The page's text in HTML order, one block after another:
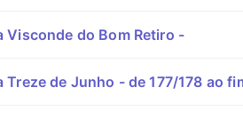
Visconde do Bom Retiro -
Treze de Junho - de 177/178 ao